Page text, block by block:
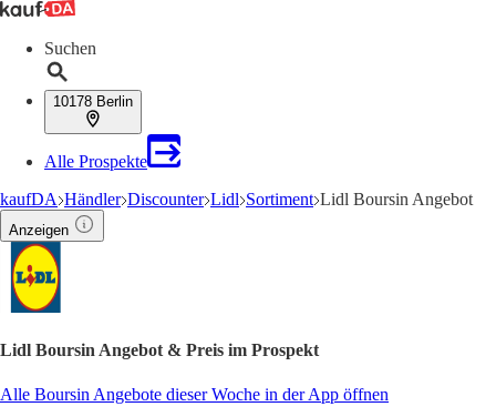
Suchen
10178 Berlin
Alle Prospekte
kaufDA Händler Discounter Lidl Sortiment Lidl Boursin Angebot
Anzeigen
Lidl Boursin Angebot & Preis im Prospekt
Alle Boursin Angebote dieser Woche in der App öffnen